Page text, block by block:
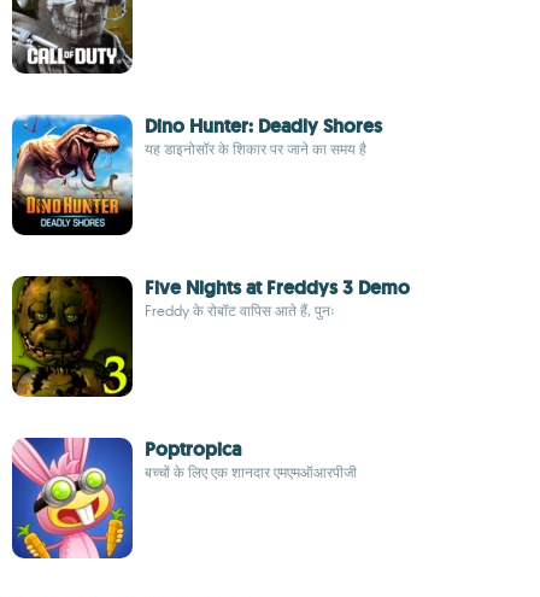
Dino Hunter: Deadly Shores
यह डाइनोसॉर के शिकार पर जाने का समय है
Five Nights at Freddys 3 Demo
Freddy के रोबॉट वापिस आते हैं, पुनः
Poptropica
बच्चों के लिए एक शानदार एमएमऑआरपीजी